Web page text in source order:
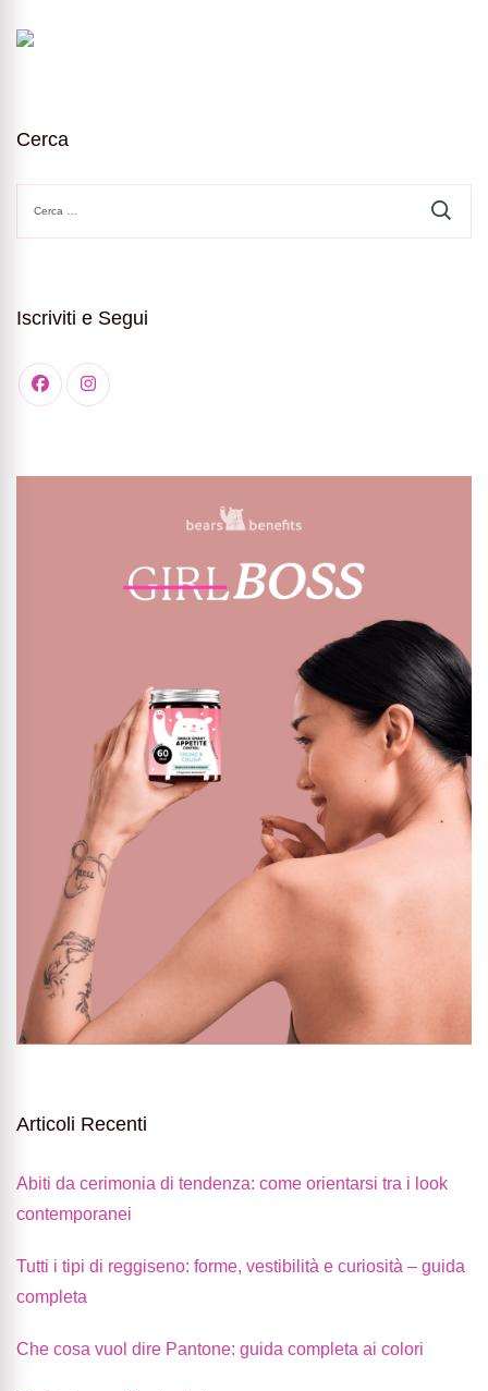
Cerca
per:
Iscriviti e Segui
Articoli Recenti
Abiti da cerimonia di tendenza: come orientarsi tra i look
contemporanei
Tutti i tipi di reggiseno: forme, vestibilità e curiosità – guida
completa
Che cosa vuol dire Pantone: guida completa ai colori